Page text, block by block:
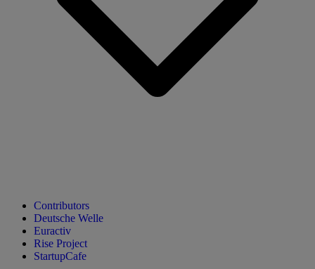
Contributors
Deutsche Welle
Euractiv
Rise Project
StartupCafe